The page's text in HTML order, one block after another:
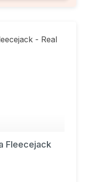
Fleecejack